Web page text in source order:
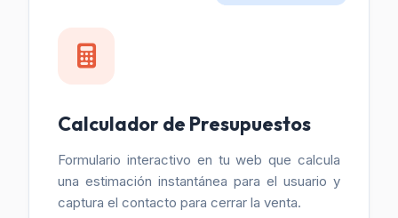
Calculador de Presupuestos
Formulario interactivo en tu web que calcula
una estimación instantánea para el usuario y
captura el contacto para cerrar la venta.